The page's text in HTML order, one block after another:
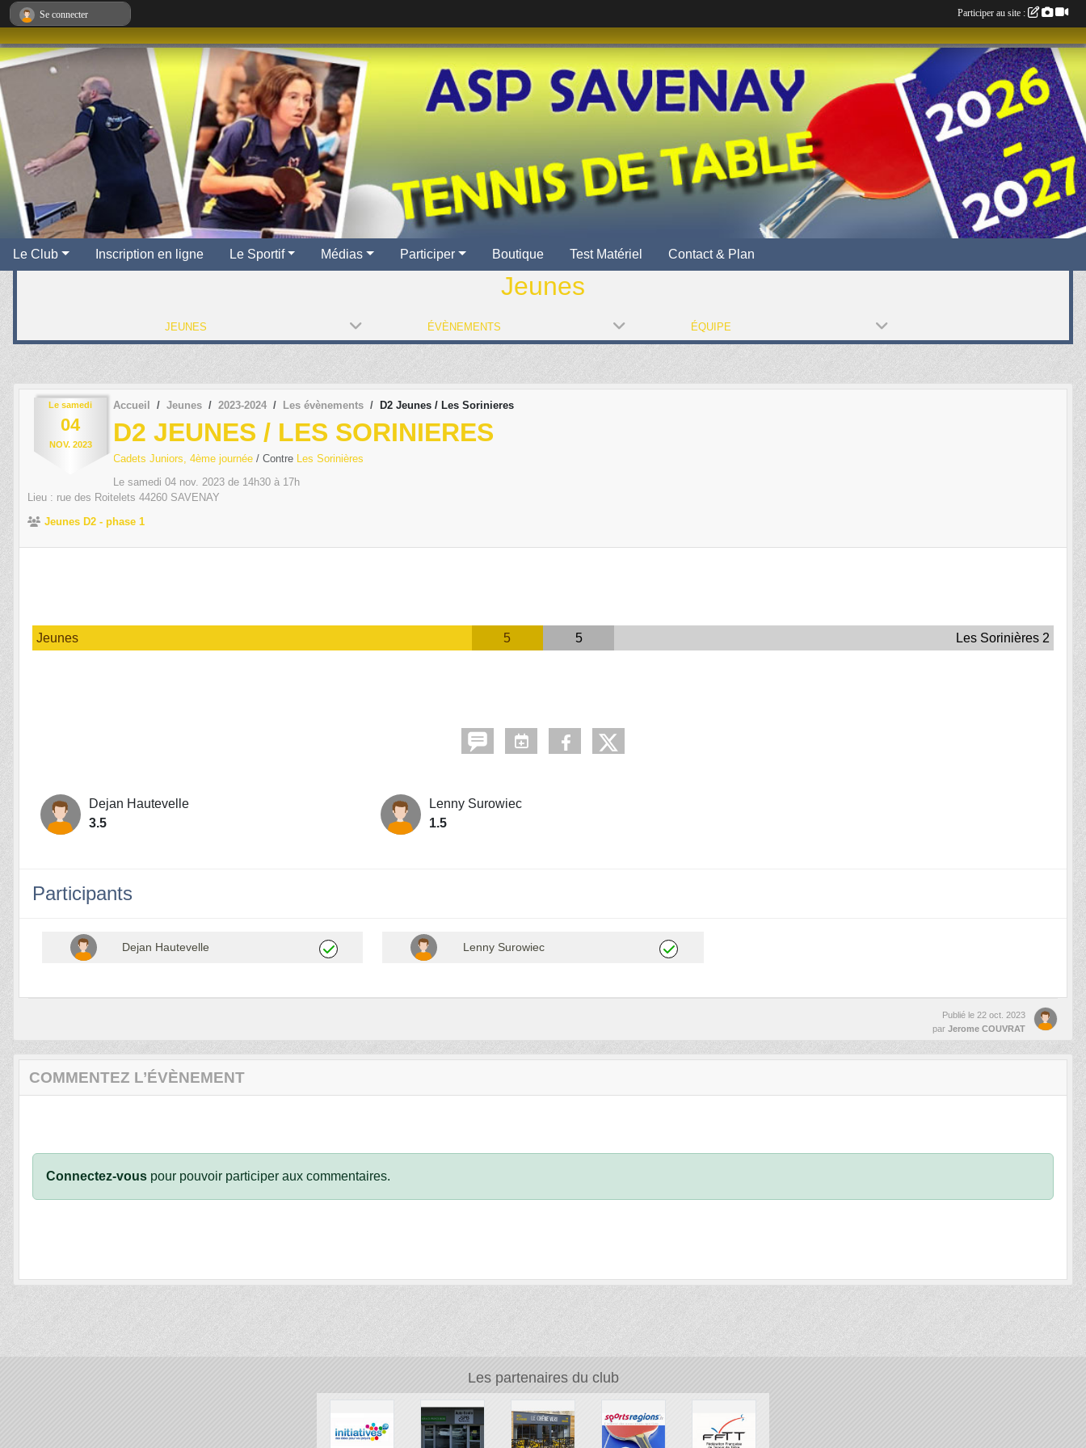
Le Club Inscription en ligne Le Sportif Médias Participer Boutique Test Matériel Contact & Plan
Jeunes
JEUNES ÉVÈNEMENTS ÉQUIPE
Le samedi
04
NOV. 2023
Accueil Jeunes 2023-2024 Les évènements D2 Jeunes / Les Sorinieres
D2 JEUNES / LES SORINIERES
Cadets Juniors, 4ème journée / Contre Les Sorinières
Le samedi 04 nov. 2023 de 14h30 à 17h
Lieu : rue des Roitelets 44260 SAVENAY
Jeunes D2 - phase 1
Jeunes 5 5 Les Sorinières 2
Dejan Hautevelle
3.5
Lenny Surowiec
1.5
Participants
Dejan Hautevelle Lenny Surowiec
Publié le 22 oct. 2023
par Jerome COUVRAT
COMMENTEZ L’ÉVÈNEMENT
Connectez-vous pour pouvoir participer aux commentaires.
Les partenaires du club
Se connecter Participer au site :
Panneau de gestion des cookies